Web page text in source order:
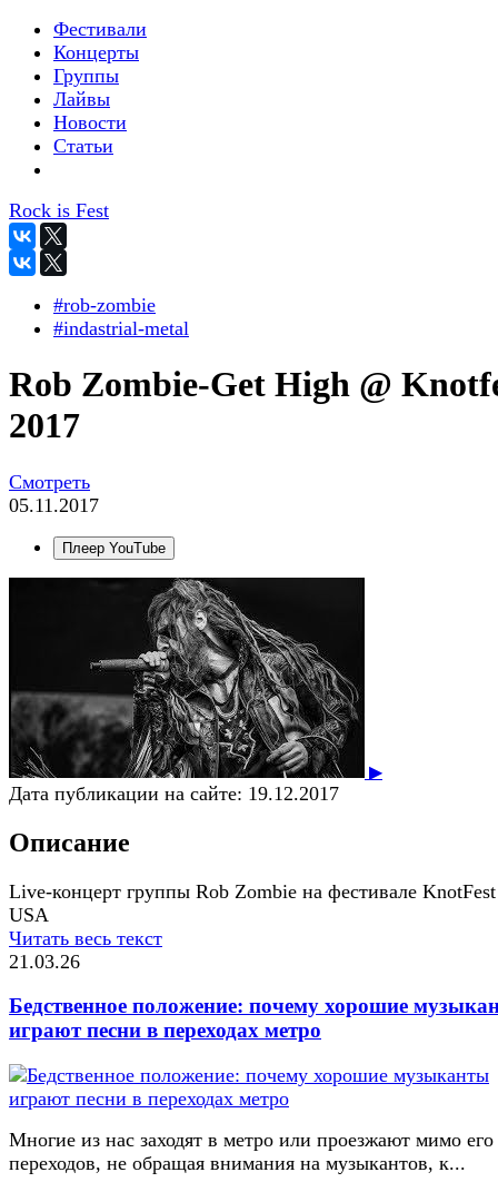
Фестивали
Концерты
Группы
Лайвы
Новости
Статьи
Rock is Fest
#rob-zombie
#indastrial-metal
Rob Zombie-Get High @
2017
Смотреть
05.11.2017
Плеер YouTube
▶
Дата публикации на сайте: 19.12.2017
Описание
Live-концерт группы Rob Zombie на фестивале
USA
Читать весь текст
21.03.26
Бедственное положение: почему хорошие
играют песни в переходах метро
Многие из нас заходят в метро или проезжают мимо его
переходов, не обращая внимания на музыкантов, к...